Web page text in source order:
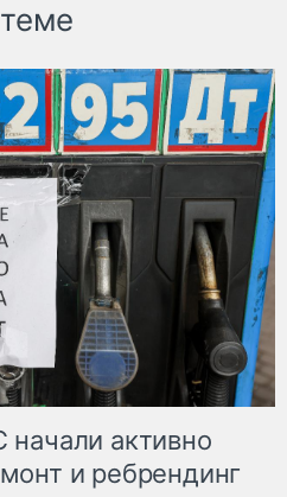
активно
и ребрендинг